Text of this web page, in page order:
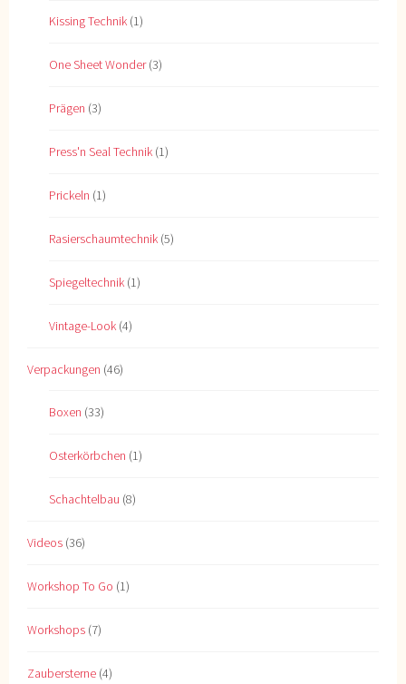
Kissing Technik (1)
One Sheet Wonder(3)
Prägen (3)
Press'n Seal Technik (1)
Prickeln (1)
Rasierschaumtechnik (5)
Spiegeltechnik (1)
Vintage-Look (4)
Verpackungen (46)
Boxen (33)
Osterkörbchen (1)
Schachtelbau (8)
Videos (36)
Workshop To Go (1)
Workshops (7)
Zaubersterne (4)